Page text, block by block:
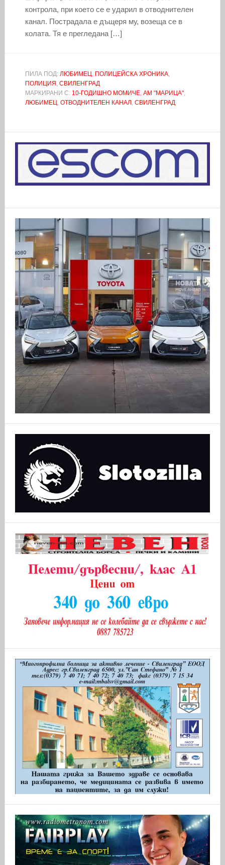
контрола, при което се е ударил в отводнителен
канал. Пострадала е дъщеря му, возеща се в
колата. Тя е прегледана […]
ПИЛА ПОД: ЛЮБИМЕЦ, ПОЛИЦЕЙСКА ХРОНИКА,
ПОЛИЦИЯ , СВИЛЕНГРАД
МАРКИРАНИ С: 10-ГОДИШНО МОМИЧЕ, АМ "МАРИЦА",
ЛЮБИМЕЦ, ОТВОДНИТЕЛЕН КАНАЛ , СВИЛЕНГРАД